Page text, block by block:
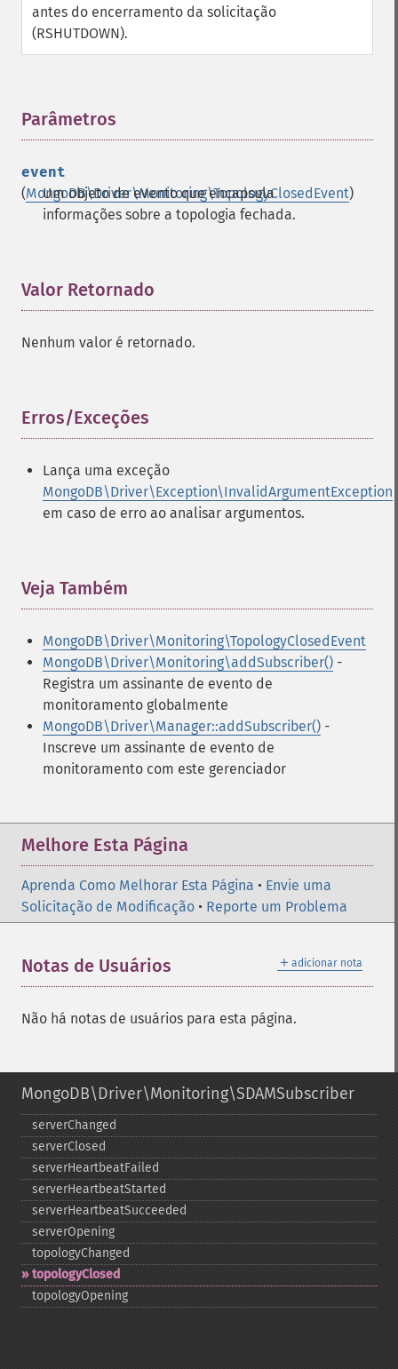
antes do encerramento da solicitação
(RSHUTDOWN).
Parâmetros
event
(MongoDB\Driver\Monitoring\TopologyClosedEvent)
Um objeto de evento que encapsula
informações sobre a topologia fechada.
Valor Retornado
Nenhum valor é retornado.
Erros/Exceções
Lança uma exceção
MongoDB\Driver\Exception\InvalidArgumentException
em caso de erro ao analisar argumentos.
Veja Também
MongoDB\Driver\Monitoring\TopologyClosedEvent
MongoDB\Driver\Monitoring\addSubscriber() -
Registra um assinante de evento de
monitoramento globalmente
MongoDB\Driver\Manager::addSubscriber() -
Inscreve um assinante de evento de
monitoramento com este gerenciador
Melhore Esta Página
Aprenda Como Melhorar Esta Página • Envie uma
Solicitação de Modificação • Reporte um Problema
＋ adicionar nota
Notas de Usuários
Não há notas de usuários para esta página.
MongoDB\Driver\Monitoring\SDAMSubscriber
serverChanged
serverClosed
serverHeartbeatFailed
serverHeartbeatStarted
serverHeartbeatSucceeded
serverOpening
topologyChanged
topologyClosed
topologyOpening